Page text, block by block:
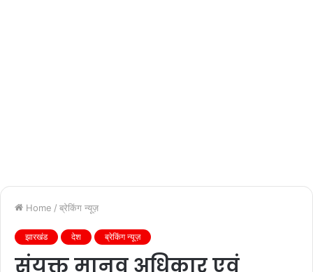
Home / ब्रेकिंग न्यूज़
झारखंड देश ब्रेकिंग न्यूज़
संयुक्त मानव अधिकार एवं